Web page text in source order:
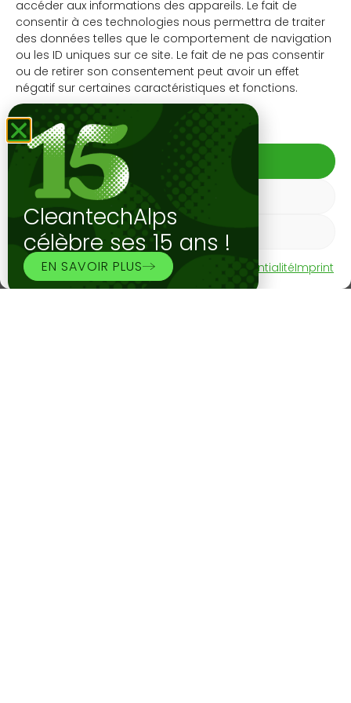
accéder aux informations des appareils. Le fait de
consentir à ces technologies nous permettra de traiter
des données telles que le comportement de navigation
ou les ID uniques sur ce site. Le fait de ne pas consentir
ou de retirer son consentement peut avoir un effet
négatif sur certaines caractéristiques et fonctions.
Gérer les services
VOIR LES PRÉFÉRENCES
Politique de cookiesDéclaration de confidentialitéImprint
La Smart Energy Party jouit en Suisse allemande d’une
grande popularité et attire une foule d’invités fidèles.
Les places sont toujours rapidement réservées – il est
donc recommandé de s’y prendre à l’avance. Il s’agit
d’un évènement sur invitation,si vous êtes
intéressés, vous pouvez prendre contact avec
nous via l’adresse suivante :
alps.com , mentionnez-nous si vous souhaitez
participer à l’évènement en Romandie ou
Spreitenbach(24.10.24).
Programme
17:00: Apéritif
18:00: Programme selon annonce
18:30: Repas
CleantechAlps
célèbre ses 15 ans !
EN SAVOIR PLUS